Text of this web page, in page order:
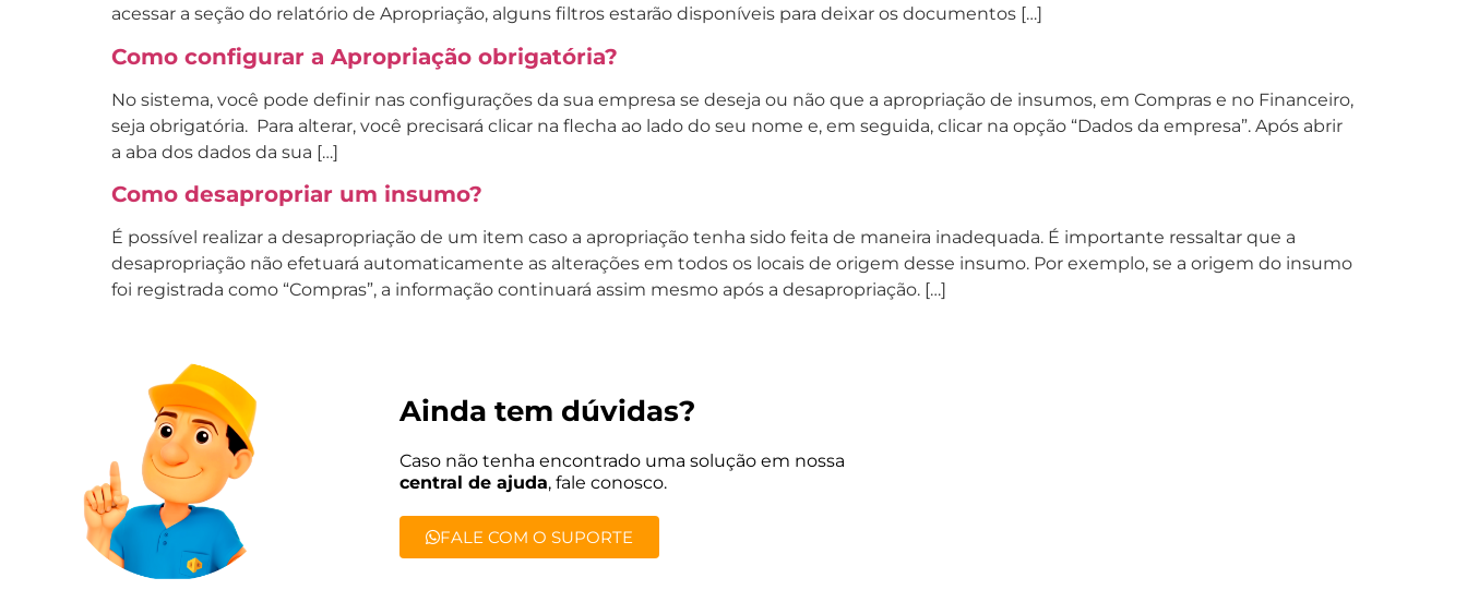
acessar a seção do relatório de Apropriação, alguns filtros estarão disponíveis para deixar os documentos […]
Como configurar a Apropriação obrigatória?
No sistema, você pode definir nas configurações da sua empresa se deseja ou não que a apropriação de insumos, em Compras e no Financeiro,
seja obrigatória. Para alterar, você precisará clicar na flecha ao lado do seu nome e, em seguida, clicar na opção “Dados da empresa”. Após abrir
a aba dos dados da sua […]
Como desapropriar um insumo?
É possível realizar a desapropriação de um item caso a apropriação tenha sido feita de maneira inadequada. É importante ressaltar que a
desapropriação não efetuará automaticamente as alterações em todos os locais de origem desse insumo. Por exemplo, se a origem do insumo
foi registrada como “Compras”, a informação continuará assim mesmo após a desapropriação. […]
Ainda tem dúvidas?
Caso não tenha encontrado uma solução em nossa
central de ajuda, fale conosco.
FALE COM O SUPORTE